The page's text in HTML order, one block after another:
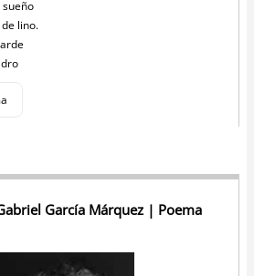
sueño
lino.
García Márquez | Poema